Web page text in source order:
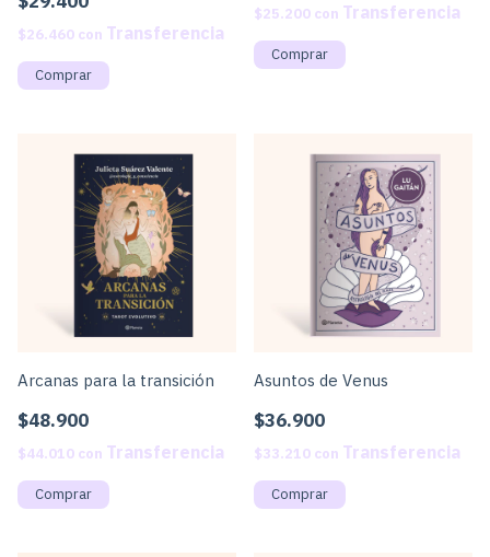
$26.460 con
$25.200 con
Arcanas para la transición
$48.900
$44.010 con
Asuntos de Venus
$36.900
$33.210 con